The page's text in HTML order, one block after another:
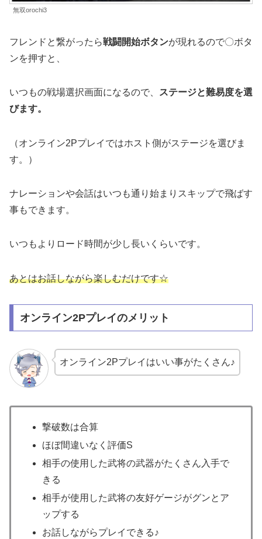
無双orochi3
フレンドと繋がったら戦闘開始ボタンが現れるので〇ボタ
ンを押すと、
いつもの戦場選択画面になるので、
ステージと難易度を選
びます。
（オンライン2Pプレイではホスト側がステージを選びま
す。）
ナレーションや会話はいつも通り始まりスキップで飛ばす
事もできます。
いつもよりロード時間が少し長いくらいです。
あとはお話しながら楽しむだけです☆
オンライン2Pプレイのメリット
オンライン2Pプレイはいい事がたくさん♪
撃破数は合算
ほぼ間違いなく評価S
相手の使用した武将の武器がたくさん入手で
きる
相手が使用した武将の友好ゲージがグンとア
ップする
お話しながらプレイできる♪